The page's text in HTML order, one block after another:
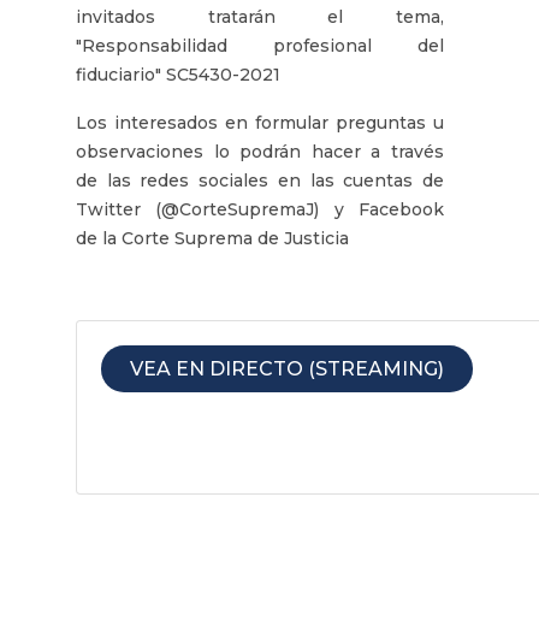
invitados tratarán el tema,
"Responsabilidad profesional del
fiduciario" SC5430-2021
Los interesados en formular preguntas u
observaciones lo podrán hacer a través
de las redes sociales en las cuentas de
Twitter (@CorteSupremaJ) y Facebook
de la Corte Suprema de Justicia
VEA EN DIRECTO (STREAMING)